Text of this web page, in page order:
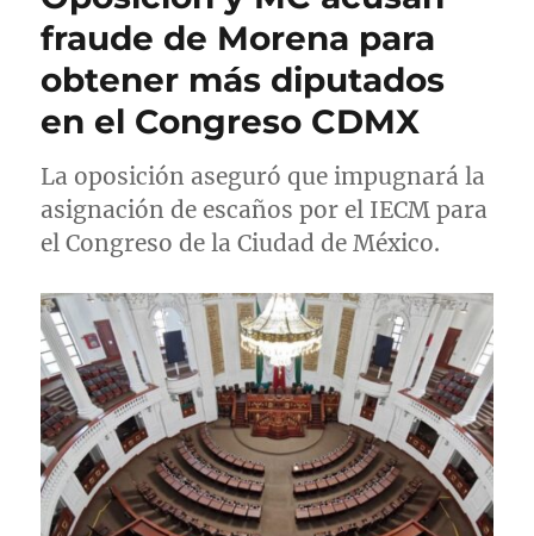
d
o
e
l
í
a
s
fraude de Morena para
obtener más diputados
en el Congreso CDMX
La oposición aseguró que impugnará la
asignación de escaños por el IECM para
el Congreso de la Ciudad de México.